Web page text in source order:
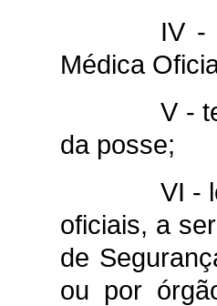
IV -
Médica
V -
da posse;
VI -
oficiais, a
de
ou por